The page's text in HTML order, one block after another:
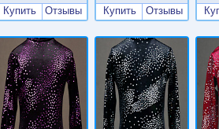
Купить
Отзывы
Купить
Отзывы